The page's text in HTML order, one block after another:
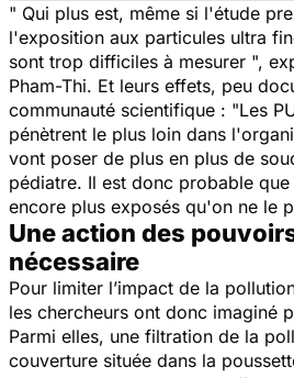
" Qui plus est, même si l'étude
l'exposition aux particules ultra
sont trop difficiles à mesurer ",
Pham-Thi. Et leurs effets, peu
communauté scientifique : "Les
pénètrent le plus loin dans
vont poser de plus en plus de
pédiatre. Il est donc probable
encore plus exposés qu'on ne le
Une action des
nécessaire
Pour limiter l’impact de la
les chercheurs ont donc imaginé
Parmi elles, une filtration de la
couverture située dans la